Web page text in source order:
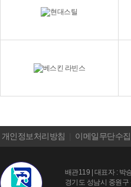
개인정보처리방침 이메일무단수
배관119 | 대표자 : 박
경기도 성남시 중원구